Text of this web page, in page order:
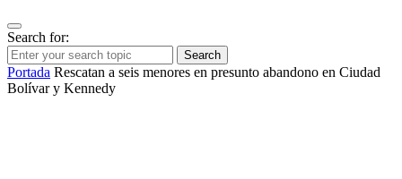
Search for:
Search
Portada Rescatan a seis menores en presunto abandono en Ciudad
Bolívar y Kennedy